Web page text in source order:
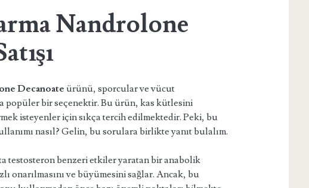
Nandrolone
Decanoate ürünü, sporcular ve vücut
popüler bir seçenektir. Bu ürün, kas kütlesini
isteyenler için sıkça tercih edilmektedir. Peki, bu
nasıl? Gelin, bu sorulara birlikte yanıt bulalım.
testosteron benzeri etkiler yaratan bir anabolik
onarılmasını ve büyümesini sağlar. Ancak, bu